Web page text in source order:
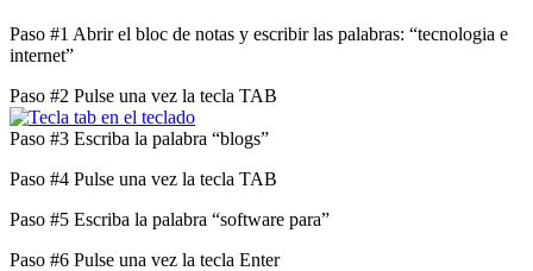
Paso #1 Abrir el bloc de notas y escribir las palabras: “tecnologia e
internet”
Paso #2 Pulse una vez la tecla TAB
Paso #3 Escriba la palabra “blogs”
Paso #4 Pulse una vez la tecla TAB
Paso #5 Escriba la palabra “software para”
Paso #6 Pulse una vez la tecla Enter